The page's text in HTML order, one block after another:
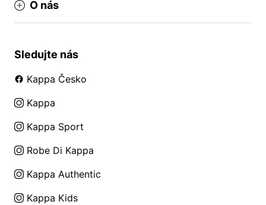
O nás
Sledujte nás
Kappa Česko
Kappa
Kappa Sport
Robe Di Kappa
Kappa Authentic
Kappa Kids